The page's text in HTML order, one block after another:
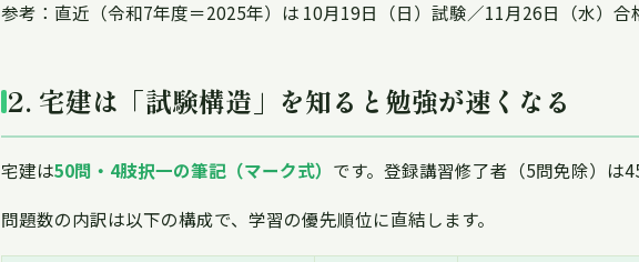
参考：直近（令和7年度＝2025年）は 10月19日（日）試験／11月26日（水）合
2. 宅建は「試験構造」を知ると勉強が速くなる
宅建は50問・4肢択一の筆記（マーク式） です。登録講習修了者（5問免除）は
問題数の内訳は以下の構成で、学習の優先順位に直結します。